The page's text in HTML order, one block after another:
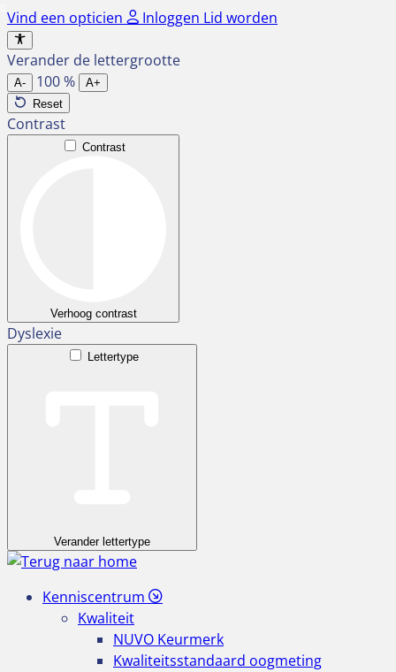
Ga
naar
de
inhoud
Vind een opticien Inloggen Lid worden
Verander de lettergrootte
A- 100%
A+
Reset
Contrast
Contrast
Verhoog contrast
Dyslexie
Lettertype
Verander lettertype
Kenniscentrum
Kwaliteit
NUVO Keurmerk
Kwaliteitsstandaard oogmeting